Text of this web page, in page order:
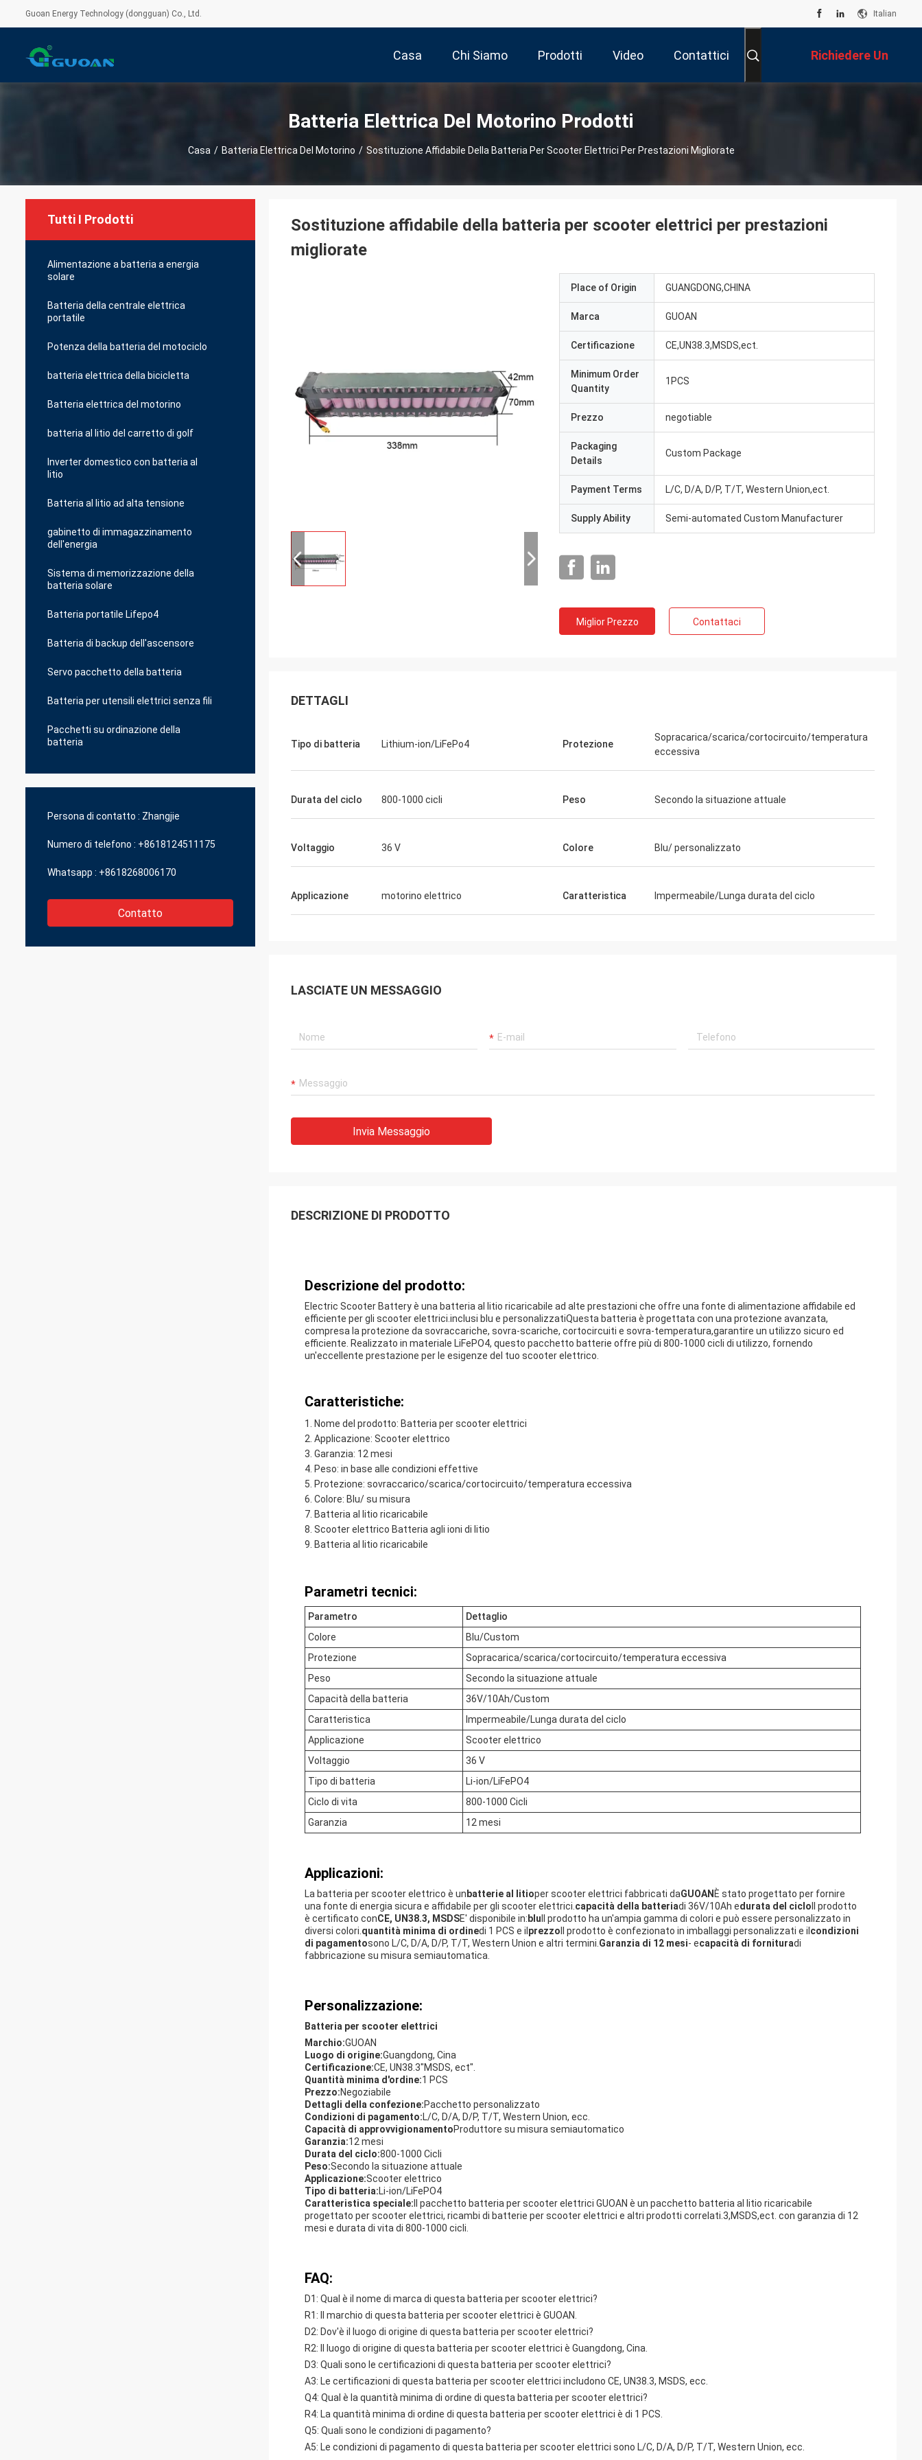
Guoan Energy Technology (dongguan) Co., Ltd. Italian
Casa Chi Siamo Prodotti Video Contattici Richiedere Un
Preventivo
Batteria Elettrica Del Motorino Prodotti
Casa / Batteria Elettrica Del Motorino / Sostituzione Affidabile Della Batteria Per Scooter Elettrici Per Prestazioni Migliorate
Tutti I Prodotti
Alimentazione a batteria a energia
solare
Batteria della centrale elettrica
portatile
Potenza della batteria del motociclo
batteria elettrica della bicicletta
Batteria elettrica del motorino
batteria al litio del carretto di golf
Inverter domestico con batteria al
litio
Batteria al litio ad alta tensione
gabinetto di immagazzinamento
dell'energia
Sistema di memorizzazione della
batteria solare
Batteria portatile Lifepo4
Batteria di backup dell'ascensore
Servo pacchetto della batteria
Batteria per utensili elettrici senza fili
Pacchetti su ordinazione della
batteria
Persona di contatto : Zhangjie
Numero di telefono : +8618124511175
Whatsapp : +8618268006170
Contatto
Sostituzione affidabile della batteria per scooter elettrici per prestazioni
migliorate
Place of Origin GUANGDONG,CHINA
Marca GUOAN
Certificazione CE,UN38.3,MSDS,ect.
Minimum Order
Quantity
1PCS
Prezzo negotiable
Packaging
Details
Custom Package
Payment Terms L/C, D/A, D/P, T/T, Western Union,ect.
Supply Ability Semi-automated Custom Manufacturer
Miglior Prezzo Contattaci
DETTAGLI
Tipo di batteria Lithium-ion/LiFePo4 Protezione
Sopracarica/scarica/cortocircuito/temperatura
eccessiva
Durata del ciclo 800-1000 cicli Peso Secondo la situazione attuale
Voltaggio 36 V Colore Blu/ personalizzato
Applicazione motorino elettrico Caratteristica Impermeabile/Lunga durata del ciclo
LASCIATE UN MESSAGGIO
Invia Messaggio
DESCRIZIONE DI PRODOTTO
Descrizione del prodotto:
Electric Scooter Battery è una batteria al litio ricaricabile ad alte prestazioni che offre una fonte di alimentazione affidabile ed
efficiente per gli scooter elettrici.inclusi blu e personalizzatiQuesta batteria è progettata con una protezione avanzata,
compresa la protezione da sovraccariche, sovra-scariche, cortocircuiti e sovra-temperatura,garantire un utilizzo sicuro ed
efficiente. Realizzato in materiale LiFePO4, questo pacchetto batterie offre più di 800-1000 cicli di utilizzo, fornendo
un'eccellente prestazione per le esigenze del tuo scooter elettrico.
Caratteristiche:
Nome del prodotto: Batteria per scooter elettrici
Applicazione: Scooter elettrico
Garanzia: 12 mesi
Peso: in base alle condizioni effettive
Protezione: sovraccarico/scarica/cortocircuito/temperatura eccessiva
Colore: Blu/ su misura
Batteria al litio ricaricabile
Scooter elettrico Batteria agli ioni di litio
Batteria al litio ricaricabile
Parametri tecnici:
Parametro
Dettaglio
Colore
Blu/Custom
Protezione
Sopracarica/scarica/cortocircuito/temperatura eccessiva
Peso
Secondo la situazione attuale
Capacità della batteria
36V/10Ah/Custom
Caratteristica
Impermeabile/Lunga durata del ciclo
Applicazione
Scooter elettrico
Voltaggio
36 V
Tipo di batteria
Li-ion/LiFePO4
Ciclo di vita
800-1000 Cicli
Garanzia
12 mesi
Applicazioni:
La batteria per scooter elettrico è un batterie al litioper scooter elettrici fabbricati daGUOAN È stato progettato per fornire
una fonte di energia sicura e affidabile per gli scooter elettrici. capacità della batteriadi 36V/10Ah edurata del ciclo Il prodotto
è certificato conCE, UN38.3, MSDSE' disponibile in: blu Il prodotto ha un'ampia gamma di colori e può essere personalizzato in
diversi colori. quantità minima di ordinedi 1 PCS e il prezzo Il prodotto è confezionato in imballaggi personalizzati e il condizioni
di pagamentosono L/C, D/A, D/P, T/T, Western Union e altri termini. Garanzia di 12 mesi- ecapacità di fornituradi
fabbricazione su misura semiautomatica.
Personalizzazione:
Batteria per scooter elettrici
Marchio:GUOAN
Luogo di origine:Guangdong, Cina
Certificazione:CE, UN38.3"MSDS, ect".
Quantità minima d'ordine:1 PCS
Prezzo:Negoziabile
Dettagli della confezione:Pacchetto personalizzato
Condizioni di pagamento:L/C, D/A, D/P, T/T, Western Union, ecc.
Capacità di approvvigionamentoProduttore su misura semiautomatico
Garanzia:12 mesi
Durata del ciclo:800-1000 Cicli
Peso:Secondo la situazione attuale
Applicazione:Scooter elettrico
Tipo di batteria:Li-ion/LiFePO4
Caratteristica speciale: Il pacchetto batteria per scooter elettrici GUOAN è un pacchetto batteria al litio ricaricabile
progettato per scooter elettrici, ricambi di batterie per scooter elettrici e altri prodotti correlati.3,MSDS,ect. con garanzia di 12
mesi e durata di vita di 800-1000 cicli.
FAQ:
D1: Qual è il nome di marca di questa batteria per scooter elettrici?
R1: Il marchio di questa batteria per scooter elettrici è GUOAN.
D2: Dov'è il luogo di origine di questa batteria per scooter elettrici?
R2: Il luogo di origine di questa batteria per scooter elettrici è Guangdong, Cina.
D3: Quali sono le certificazioni di questa batteria per scooter elettrici?
A3: Le certificazioni di questa batteria per scooter elettrici includono CE, UN38.3, MSDS, ecc.
Q4: Qual è la quantità minima di ordine di questa batteria per scooter elettrici?
R4: La quantità minima di ordine di questa batteria per scooter elettrici è di 1 PCS.
Q5: Quali sono le condizioni di pagamento?
A5: Le condizioni di pagamento di questa batteria per scooter elettrici sono L/C, D/A, D/P, T/T, Western Union, ecc.